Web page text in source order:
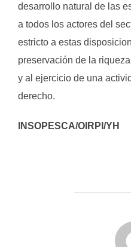
desarrollo natural de las
a todos los actores del
estricto a estas
preservación de la
y al ejercicio de una
derecho.
INSOPESCA/OIRPI/YH
AUTOR DE